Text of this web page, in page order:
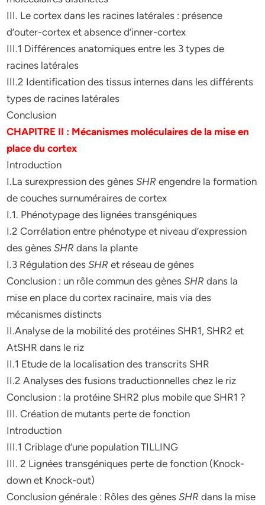
III. Le cortex dans les racines latérales : présence
d’outer-cortex et absence d’inner-cortex
III.1 Différences anatomiques entre les 3 types de
racines latérales
III.2 Identification des tissus internes dans les différents
types de racines latérales
Conclusion
CHAPITRE II : Mécanismes moléculaires de la mise en
place du cortex
Introduction
I.La surexpression des gènesSHRengendre la formation
de couches surnuméraires de cortex
I.1. Phénotypage des lignées transgéniques
I.2 Corrélation entre phénotype et niveau d’expression
des gènesSHRdans la plante
I.3 Régulation desSHRet réseau de gènes
Conclusion : un rôle commun des gènesSHRdans la
mise en place du cortex racinaire, mais via des
mécanismes distincts
II.Analyse de la mobilité des protéines SHR1, SHR2 et
AtSHR dans le riz
II.1 Etude de la localisation des transcrits SHR
II.2 Analyses des fusions traductionnelles chez le riz
Conclusion : la protéine SHR2 plus mobile que SHR1 ?
III. Création de mutants perte de fonction
Introduction
III.1 Criblage d’une population TILLING
III. 2 Lignées transgéniques perte de fonction (Knock-
down et Knock-out)
Conclusion générale : Rôles des gènesSHRdans la mise